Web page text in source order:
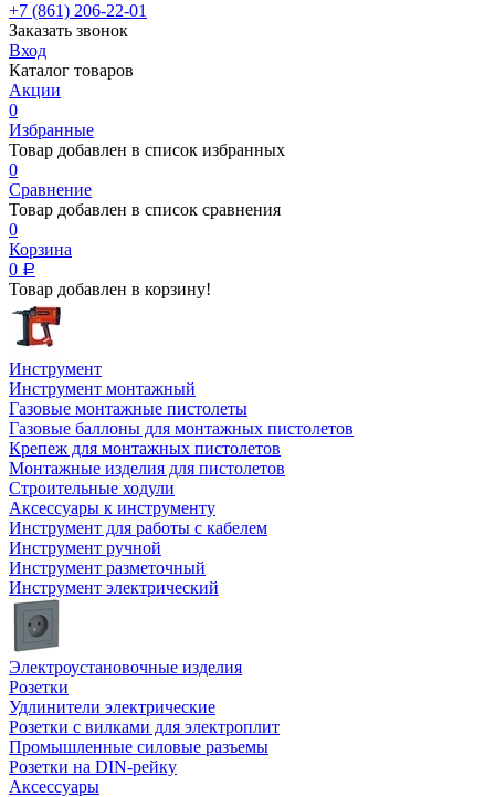
+7 (861) 206-22-01
Заказать звонок
Вход
Каталог товаров
Акции
0
Избранные
Товар добавлен в список избранных
0
Сравнение
Товар добавлен в список сравнения
0
Корзина
0 Р
Товар добавлен в корзину!
Инструмент
Инструмент монтажный
Газовые монтажные пистолеты
Газовые баллоны для монтажных пистолетов
Крепеж для монтажных пистолетов
Монтажные изделия для пистолетов
Строительные ходули
Аксессуары к инструменту
Инструмент для работы с кабелем
Инструмент ручной
Инструмент разметочный
Инструмент электрический
Электроустановочные изделия
Розетки
Удлинители электрические
Розетки с вилками для электроплит
Промышленные силовые разъемы
Розетки на DIN-рейку
Аксессуары